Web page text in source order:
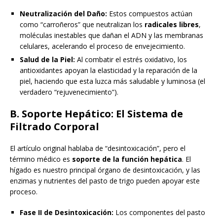
Neutralización del Daño: Estos compuestos actúan
como “carroñeros” que neutralizan los radicales libres,
moléculas inestables que dañan el ADN y las membranas
celulares, acelerando el proceso de envejecimiento.
Salud de la Piel: Al combatir el estrés oxidativo, los
antioxidantes apoyan la elasticidad y la reparación de la
piel, haciendo que esta luzca más saludable y luminosa (el
verdadero “rejuvenecimiento”).
B. Soporte Hepático: El Sistema de
Filtrado Corporal
El artículo original hablaba de “desintoxicación”, pero el
término médico es soporte de la función hepática. El
hígado es nuestro principal órgano de desintoxicación, y las
enzimas y nutrientes del pasto de trigo pueden apoyar este
proceso.
Fase II de Desintoxicación: Los componentes del pasto